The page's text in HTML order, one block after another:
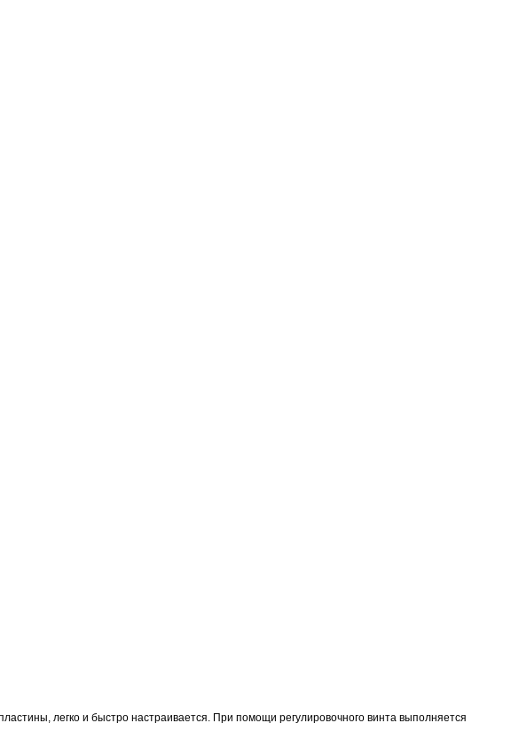
легко и быстро настраивается. При помощи регулировочного винта выполняется